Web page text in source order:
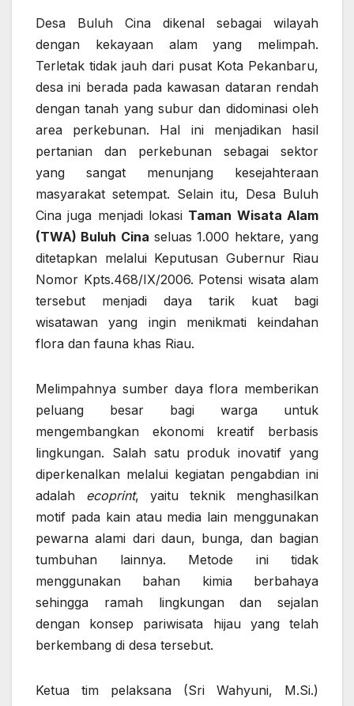
Desa Buluh Cina dikenal sebagai wilayah
dengan kekayaan alam yang melimpah.
Terletak tidak jauh dari pusat Kota Pekanbaru,
desa ini berada pada kawasan dataran rendah
dengan tanah yang subur dan didominasi oleh
area perkebunan. Hal ini menjadikan hasil
pertanian dan perkebunan sebagai sektor
yang sangat menunjang kesejahteraan
masyarakat setempat. Selain itu, Desa Buluh
Cina juga menjadi lokasi Taman Wisata Alam
(TWA) Buluh Cina seluas 1.000 hektare, yang
ditetapkan melalui Keputusan Gubernur Riau
Nomor Kpts.468/IX/2006. Potensi wisata alam
tersebut menjadi daya tarik kuat bagi
wisatawan yang ingin menikmati keindahan
flora dan fauna khas Riau.
Melimpahnya sumber daya flora memberikan
peluang besar bagi warga untuk
mengembangkan ekonomi kreatif berbasis
lingkungan. Salah satu produk inovatif yang
diperkenalkan melalui kegiatan pengabdian ini
adalah ecoprint, yaitu teknik menghasilkan
motif pada kain atau media lain menggunakan
pewarna alami dari daun, bunga, dan bagian
tumbuhan lainnya. Metode ini tidak
menggunakan bahan kimia berbahaya
sehingga ramah lingkungan dan sejalan
dengan konsep pariwisata hijau yang telah
berkembang di desa tersebut.
Ketua tim pelaksana (Sri Wahyuni, M.Si.)